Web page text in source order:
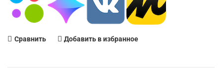
Сравнить Добавить в избранное